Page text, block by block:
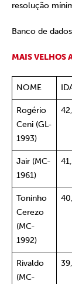
resolução
Banco de
MAIS VELHOS
NOME
Rogério
Ceni (GL-
1993)
Jair (MC-
1961)
Toninho
Cerezo
(MC-
1992)
Rivaldo
(MC-